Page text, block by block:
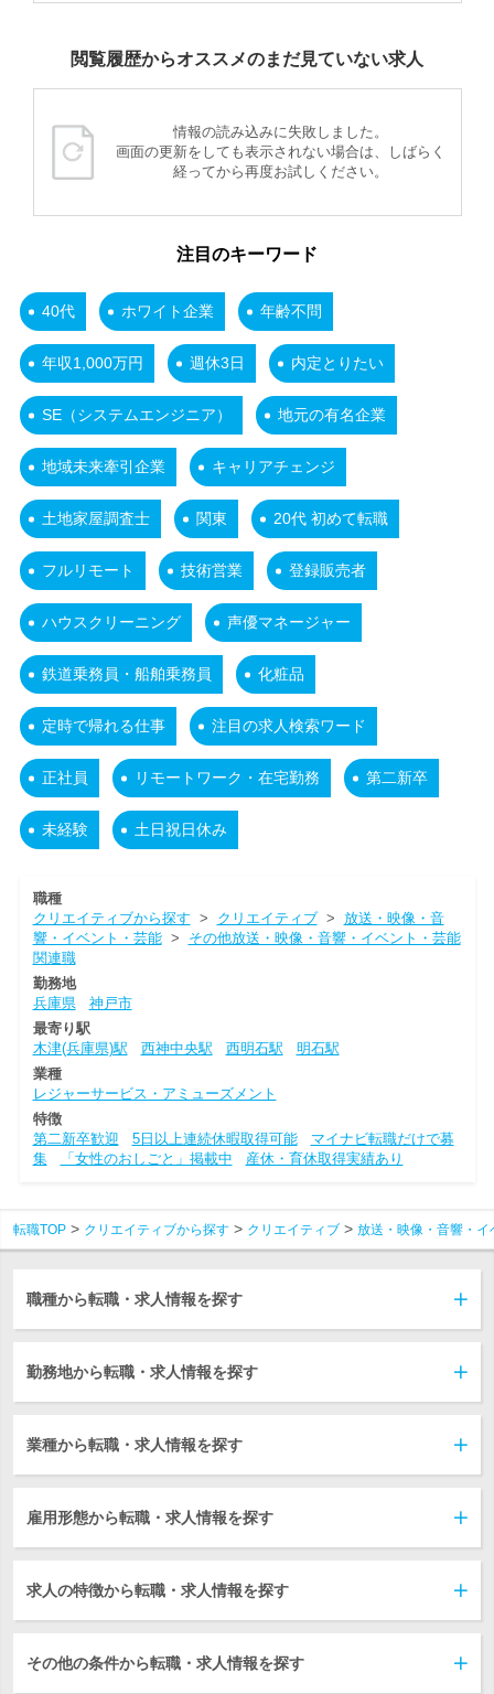
閲覧履歴からオススメのまだ見ていない求人
情報の読み込みに失敗しました。
画面の更新をしても表示されない場合は、しばらく
経ってから再度お試しください。
注目のキーワード
40代 ホワイト企業 年齢不問
年収1,000万円 週休3日 内定とりたい
SE（システムエンジニア） 地元の有名企業
地域未来牽引企業 キャリアチェンジ
土地家屋調査士 関東 20代 初めて転職
フルリモート 技術営業 登録販売者
ハウスクリーニング 声優マネージャー
鉄道乗務員・船舶乗務員 化粧品
定時で帰れる仕事 注目の求人検索ワード
正社員 リモートワーク・在宅勤務 第二新卒
未経験 土日祝日休み
職種
クリエイティブから探す > クリエイティブ> 放送・映像・音
響・イベント・芸能> その他放送・映像・音響・イベント・芸能
関連職
勤務地
兵庫県
神戸市
最寄り駅
木津(兵庫県)駅
西神中央駅 西明石駅
明石駅
業種
レジャーサービス・アミューズメント
特徴
第二新卒歓迎
5日以上連続休暇取得可能
マイナビ転職だけで募
集
「女性のおしごと」掲載中 産休・育休取得実績あり
転職TOP クリエイティブから探す クリエイティブ 放送・映像・音響・イ
職種から転職・求人情報を探す
勤務地から転職・求人情報を探す
業種から転職・求人情報を探す
雇用形態から転職・求人情報を探す
求人の特徴から転職・求人情報を探す
その他の条件から転職・求人情報を探す